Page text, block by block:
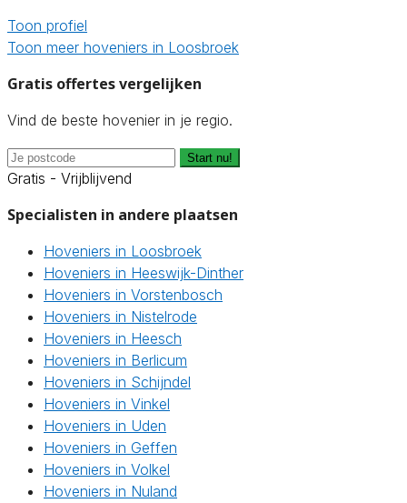
Toon profiel
Toon meer hoveniers in Loosbroek
Gratis offertes vergelijken
Vind de beste hovenier in je regio.
Start nu!
Gratis - Vrijblijvend
Specialisten in andere plaatsen
Hoveniers in Loosbroek
Hoveniers in Heeswijk-Dinther
Hoveniers in Vorstenbosch
Hoveniers in Nistelrode
Hoveniers in Heesch
Hoveniers in Berlicum
Hoveniers in Schijndel
Hoveniers in Vinkel
Hoveniers in Uden
Hoveniers in Geffen
Hoveniers in Volkel
Hoveniers in Nuland